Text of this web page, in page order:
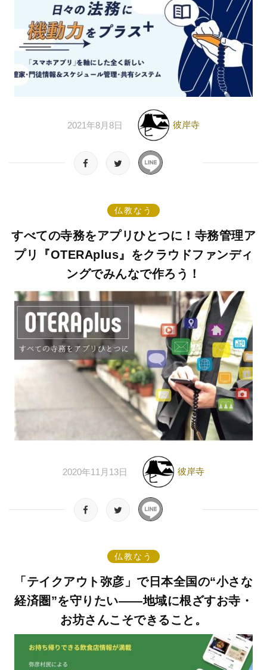
2021年8月8日 彼岸寺
仏教なう
すべての寺務をアプリひとつに！寺務管理ア
プリ『OTERAplus』をクラウドファンディ
ングでみんなで作ろう！
2020年11月13日 彼岸寺
仏教なう
「テイクアウト弥彦」で日本全国の“小さな
経済圏”を守りたい——地域に根ざすお寺・
お坊さんこそできること。